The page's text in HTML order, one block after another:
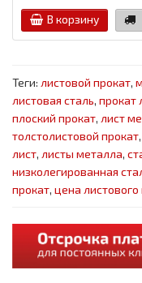
В корзину
Теги: листовой прокат,
листовая сталь, прокат
плоский прокат, лист
толстолистовой прокат,
лист, листы металла,
низколегированная
прокат, цена листового